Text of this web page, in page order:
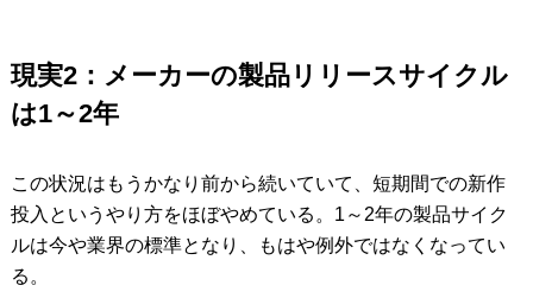
現実2：メーカーの製品リリースサイクル
は1～2年
この状況はもうかなり前から続いていて、短期間での新作
投入というやり方をほぼやめている。1～2年の製品サイク
ルは今や業界の標準となり、もはや例外ではなくなってい
る。